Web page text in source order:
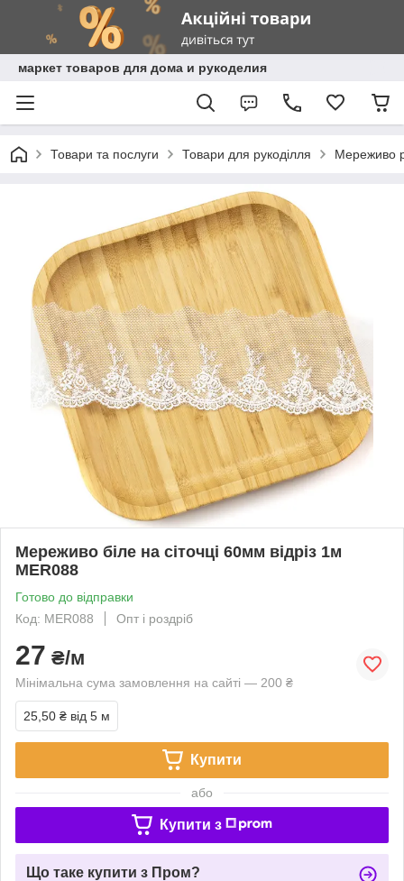
маркет товаров для дома и рукоделия
Товари та послуги Товари для рукоділля Мереживо
Мереживо біле на сіточці 60мм відріз 1м
MER088
Готово до відправки
Код: MER088
Опт і роздріб
27 ₴/м
Мінімальна сума замовлення на сайті — 200 ₴
25,50 ₴ від 5 м
Купити
або
Купити з
Що таке купити з Пром?